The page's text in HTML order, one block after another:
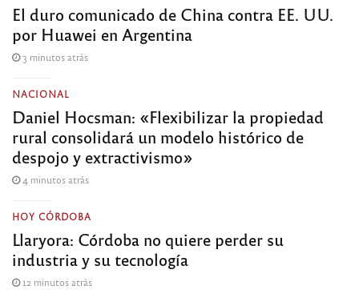
El duro comunicado de China contra EE. UU.
por Huawei en Argentina
3 minutos atrás
NACIONAL
Daniel Hocsman: «Flexibilizar la propiedad
rural consolidará un modelo histórico de
despojo y extractivismo»
4 minutos atrás
HOY CÓRDOBA
Llaryora: Córdoba no quiere perder su
industria y su tecnología
12 minutos atrás